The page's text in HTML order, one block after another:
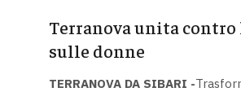
Terranova unita
sulle donne
TERRANOVA DA SIBARI -